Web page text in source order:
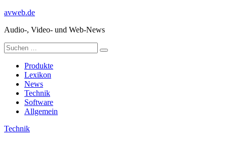
Zum
springen
avweb.de
Audio-, Video- und Web-News
Suchen
nach:
Suchen
Produkte
Lexikon
News
Technik
Software
Allgemein
Technik